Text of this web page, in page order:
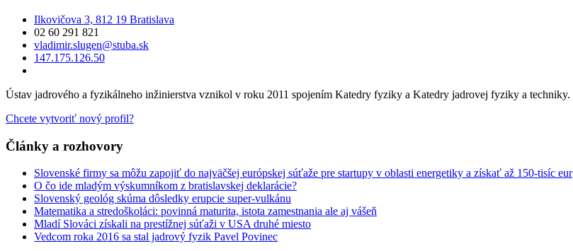
Ilkovičova 3, 812 19 Bratislava
02 60 291 821
vladimir.slugen@stuba.sk
147.175.126.50
Ústav jadrového a fyzikálneho inžinierstva vznikol v roku 2011 spojením Katedry fyziky a Katedry jadrovej fyziky a techniky.
Chcete vytvoriť nový profil?
Články a rozhovory
Slovenské firmy sa môžu zapojiť do najväčšej európskej súťaže pre startupy v oblasti energetiky a získať až 150-tisíc eur
O čo ide mladým výskumníkom z bratislavskej deklarácie?
Slovenský geológ skúma dôsledky erupcie super-vulkánu
Matematika a stredoškoláci: povinná maturita, istota zamestnania ale aj vášeň
Mladí Slováci získali na prestížnej súťaži v USA druhé miesto
Vedcom roka 2016 sa stal jadrový fyzik Pavel Povinec